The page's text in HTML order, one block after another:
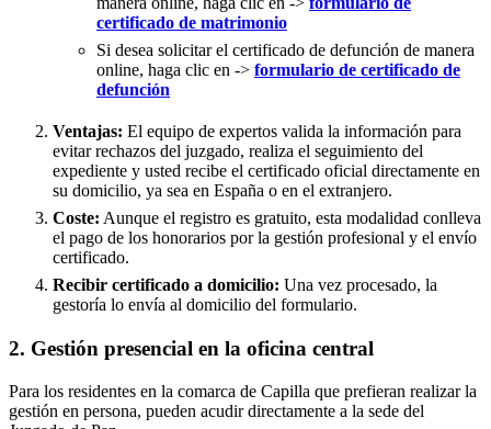
certificado de matrimonio
Si desea solicitar el certificado de defunción de manera
online, haga clic en -> formulario de certificado de
defunción
Ventajas: El equipo de expertos valida la información para
evitar rechazos del juzgado, realiza el seguimiento del
expediente y usted recibe el certificado oficial directamente en
su domicilio, ya sea en España o en el extranjero.
Coste: Aunque el registro es gratuito, esta modalidad conlleva
el pago de los honorarios por la gestión profesional y el envío
certificado.
Recibir certificado a domicilio: Una vez procesado, la
gestoría lo envía al domicilio del formulario.
2. Gestión presencial en la oficina central
Para los residentes en la comarca de Capilla que prefieran realizar la
gestión en persona, pueden acudir directamente a la sede del